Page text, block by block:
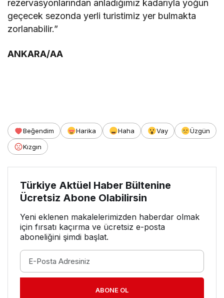
rezervasyonlarından anladığımız kadarıyla yoğun
geçecek sezonda yerli turistimiz yer bulmakta
zorlanabilir.”
ANKARA/AA
Beğendim Harika Haha Vay
Üzgün
Kızgın
Türkiye Aktüel Haber Bültenine
Ücretsiz Abone Olabilirsin
Yeni eklenen makalelerimizden haberdar olmak
için fırsatı kaçırma ve ücretsiz e-posta
aboneliğini şimdi başlat.
ABONE OL